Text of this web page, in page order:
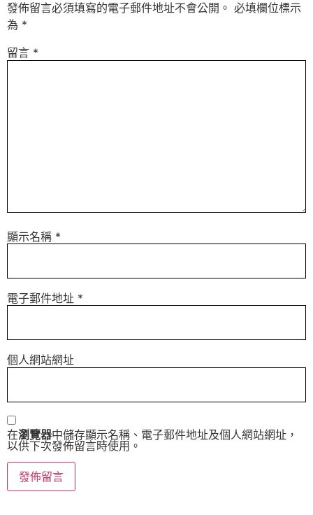
發佈留言必須填寫的電子郵件地址不會公開。 必填欄位標示
為 *
留言 *
顯示名稱 *
電子郵件地址 *
個人網站網址
在瀏覽器中儲存顯示名稱、電子郵件地址及個人網站網址，
以供下次發佈留言時使用。